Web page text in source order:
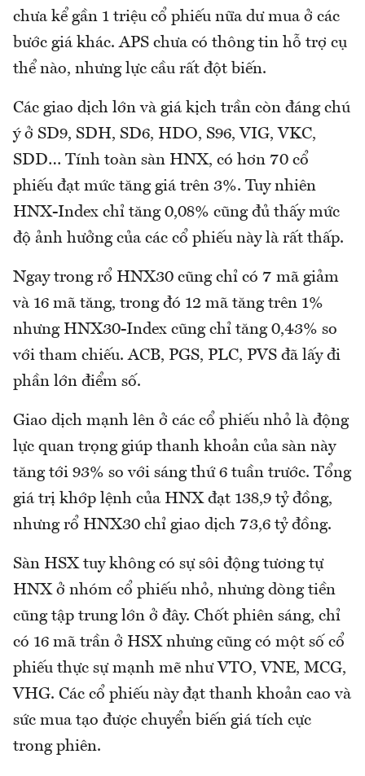
chưa kể gần 1 triệu cổ phiếu nữa dư mua ở các
bước giá khác. APS chưa có thông tin hỗ trợ cụ
thể nào, nhưng lực cầu rất đột biến.
Các giao dịch lớn và giá kịch trần còn đáng chú
ý ở SD9, SDH, SD6, HDO, S96, VIG, VKC,
SDD… Tính toàn sàn HNX, có hơn 70 cổ
phiếu đạt mức tăng giá trên 3%. Tuy nhiên
HNX-Index chỉ tăng 0,08% cũng đủ thấy mức
độ ảnh hưởng của các cổ phiếu này là rất thấp.
Ngay trong rổ HNX30 cũng chỉ có 7 mã giảm
và 16 mã tăng, trong đó 12 mã tăng trên 1%
nhưng HNX30-Index cũng chỉ tăng 0,43% so
với tham chiếu. ACB, PGS, PLC, PVS đã lấy đi
phần lớn điểm số.
Giao dịch mạnh lên ở các cổ phiếu nhỏ là động
lực quan trọng giúp thanh khoản của sàn này
tăng tới 93% so với sáng thứ 6 tuần trước. Tổng
giá trị khớp lệnh của HNX đạt 138,9 tỷ đồng,
nhưng rổ HNX30 chỉ giao dịch 73,6 tỷ đồng.
Sàn HSX tuy không có sự sôi động tương tự
HNX ở nhóm cổ phiếu nhỏ, nhưng dòng tiền
cũng tập trung lớn ở đây. Chốt phiên sáng, chỉ
có 16 mã trần ở HSX nhưng cũng có một số cổ
phiếu thực sự mạnh mẽ như VTO, VNE, MCG,
VHG. Các cổ phiếu này đạt thanh khoản cao và
sức mua tạo được chuyển biến giá tích cực
trong phiên.